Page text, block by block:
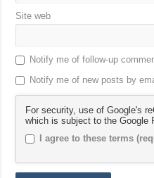
Site web
Notify me of follow-up
Notify me of new posts by
For security, use of Google's
which is subject to the Google
I agree to these terms